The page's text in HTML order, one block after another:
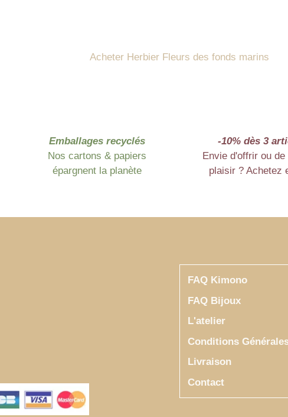
Acheter Herbier Fleurs des fonds marins
Emballages recyclés
Nos cartons & papiers
épargnent la planète
-10% dès 3
Envie d'offrir ou
plaisir ? Achetez
FAQ Kimono
FAQ Bijoux
L'atelier
Conditions
Livraison
Contact